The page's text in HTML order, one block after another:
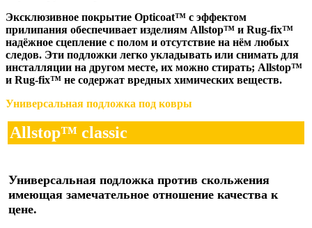
Эксклюзивное покрытие Opticoat™ с эффектом
прилипания обеспечивает изделиям Allstop™ и Rug-fix™
надёжное сцепление с полом и отсутствие на нём любых
следов. Эти подложки легко укладывать или снимать для
инсталляции на другом месте, их можно стирать; Allstop™
и Rug-fix™ не содержат вредных химических веществ.
Универсальная подложка под ковры
Allstop™ classic
Универсальная подложка против скольжения
имеющая замечательное отношение качества к
цене.